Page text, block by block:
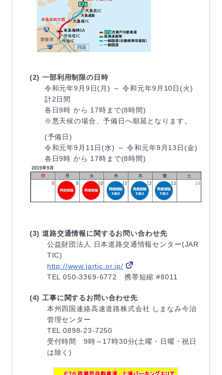
(2) 一部利用制限の日時
令和元年9月9日(月) ～ 令和元年9月10日(火)
計2日間
各日9時 から 17時まで(8時間)
※悪天候の場合、予備日へ順延となります。
(予備日)
令和元年9月11日(水) ～ 令和元年9月13日(金)
各日9時 から 17時まで(8時間)
(3) 道路交通情報に関するお問い合わせ先
公益財団法人 日本道路交通情報センター(JAR
TIC)
http://www.jartic.or.jp/
TEL 050-3369-6772 携帯短縮 #8011
(4) 工事に関するお問い合わせ先
本州四国連絡高速道路株式会社 しまなみ今治
管理センター
TEL 0898-23-7250
受付時間 9時～17時30分(土曜・日曜・祝日
は除く)